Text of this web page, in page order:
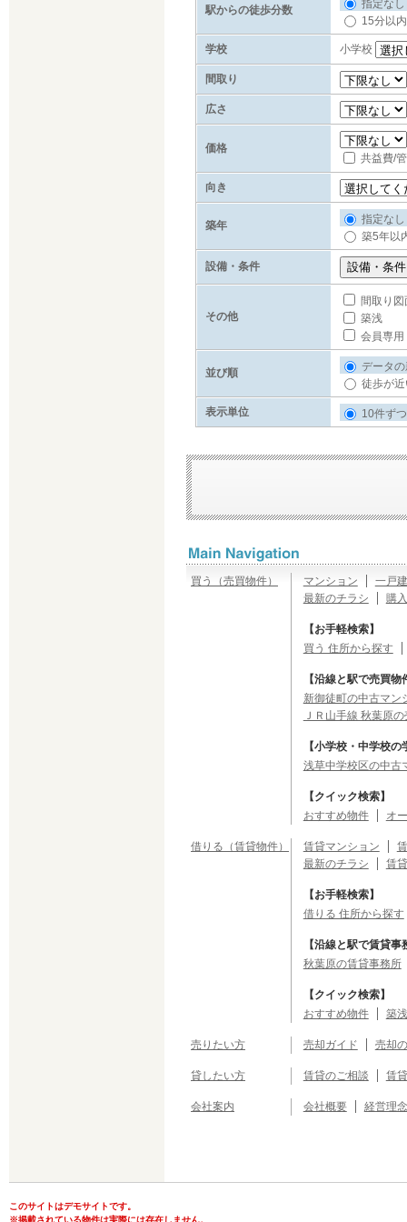
駅からの徒歩分数
指定なし
15分以内
学校 小学校
間取り
広さ
価格
共益費/
向き
築年
指定なし
築5年以
設備・条件
その他
間取り
築浅
会員専用
並び順
データ
徒歩が
表示単位 10件ずつ
買う（売買物件） マンション
一戸
最新のチラシ
購
【お手軽検索】
買う 住所から探す
【沿線と駅で売買物
新御徒町の中古マン
ＪＲ山手線 秋葉原
【小学校・中学校
浅草中学校区の中古
【クイック検索】
おすすめ物件
オ
借りる（賃貸物件） 賃貸マンション
最新のチラシ
賃
【お手軽検索】
借りる 住所から探す
【沿線と駅で賃貸
秋葉原の賃貸事務所
【クイック検索】
おすすめ物件
築
売りたい方 売却ガイド 売却
貸したい方 賃貸のご相談 賃
会社案内 会社概要 経営理念
このサイトはデモサイトです。
※掲載されている物件は実際には存在しません。